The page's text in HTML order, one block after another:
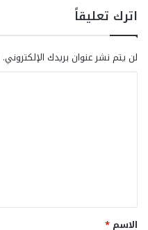
اترك تعليقاً
لن يتم نشر عنوان بريدك الإلكتروني.
ق
الاسم *